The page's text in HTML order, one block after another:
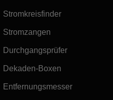
Stromkreisfinder
Stromzangen
Durchgangsprüfer
Dekaden-Boxen
Entfernungsmesser